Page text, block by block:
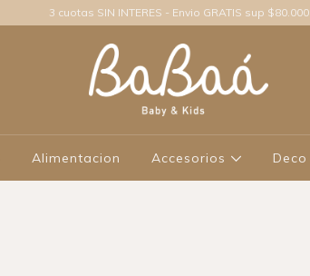
3 cuotas SIN INTERES - Envio GRATIS sup $80.000
Alimentacion Accesorios Deco